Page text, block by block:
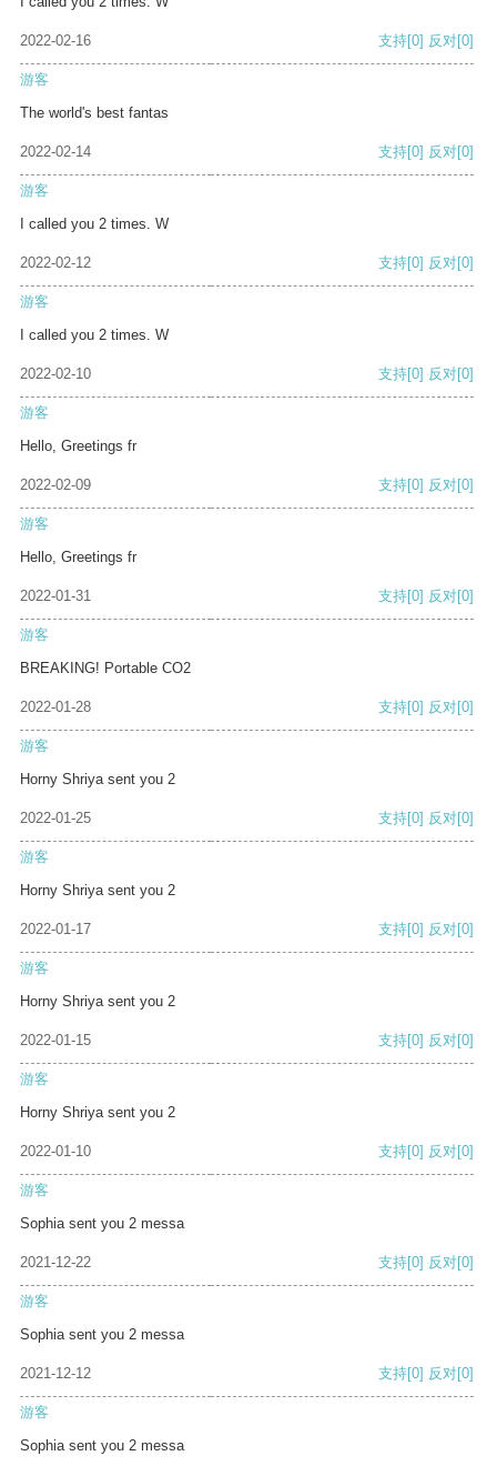
2022-02-16 支持[0] 反对[0]
游客
The world's best fantas
2022-02-14 支持[0] 反对[0]
游客
I called you 2 times. W
2022-02-12 支持[0] 反对[0]
游客
I called you 2 times. W
2022-02-10 支持[0] 反对[0]
游客
Hello, Greetings fr
2022-02-09 支持[0] 反对[0]
游客
Hello, Greetings fr
2022-01-31 支持[0] 反对[0]
游客
BREAKING! Portable CO2
2022-01-28 支持[0] 反对[0]
游客
Horny Shriya sent you 2
2022-01-25 支持[0] 反对[0]
游客
Horny Shriya sent you 2
2022-01-17 支持[0] 反对[0]
游客
Horny Shriya sent you 2
2022-01-15 支持[0] 反对[0]
游客
Horny Shriya sent you 2
2022-01-10 支持[0] 反对[0]
游客
Sophia sent you 2 messa
2021-12-22 支持[0] 反对[0]
游客
Sophia sent you 2 messa
2021-12-12 支持[0] 反对[0]
游客
Sophia sent you 2 messa